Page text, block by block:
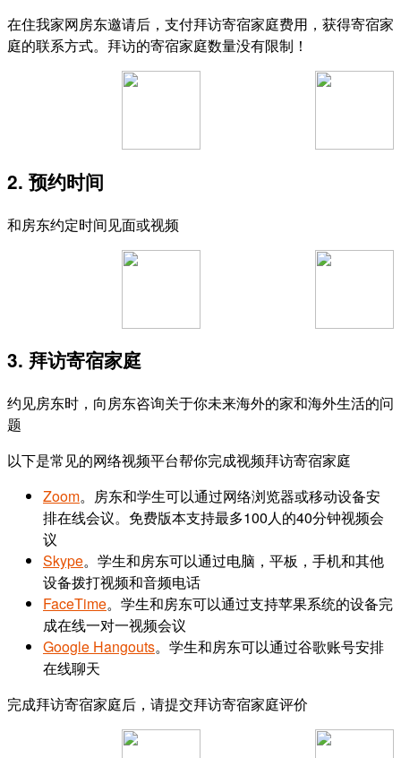
在住我家网房东邀请后，支付拜访寄宿家庭费用，获得寄宿家
庭的联系方式。拜访的寄宿家庭数量没有限制！
2. 预约时间
和房东约定时间见面或视频
3. 拜访寄宿家庭
约见房东时，向房东咨询关于你未来海外的家和海外生活的问
题
以下是常见的网络视频平台帮你完成视频拜访寄宿家庭
Zoom。房东和学生可以通过网络浏览器或移动设备安
排在线会议。免费版本支持最多100人的40分钟视频会
议
Skype。学生和房东可以通过电脑，平板，手机和其他
设备拨打视频和音频电话
FaceTime。学生和房东可以通过支持苹果系统的设备完
成在线一对一视频会议
Google Hangouts。学生和房东可以通过谷歌账号安排
在线聊天
完成拜访寄宿家庭后，请提交拜访寄宿家庭评价